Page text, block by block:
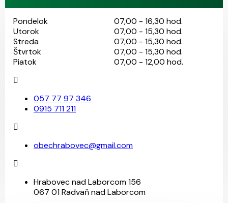
Pondelok
07,00 - 16,30 hod.
Utorok
07,00 - 15,30 hod.
Streda
07,00 - 15,30 hod.
Štvrtok
07,00 - 15,30 hod.
Piatok
07,00 - 12,00 hod.
057 77 97 346
0915 711 211
obechrabovec@gmail.com
Hrabovec nad Laborcom 156
067 01 Radvaň nad Laborcom